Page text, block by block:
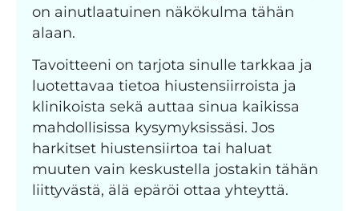
on ainutlaatuinen näkökulma tähän
alaan.
Tavoitteeni on tarjota sinulle tarkkaa ja
luotettavaa tietoa hiustensiirroista ja
klinikoista sekä auttaa sinua kaikissa
mahdollisissa kysymyksissäsi. Jos
harkitset hiustensiirtoa tai haluat
muuten vain keskustella jostakin tähän
liittyvästä, älä epäröi ottaa yhteyttä.